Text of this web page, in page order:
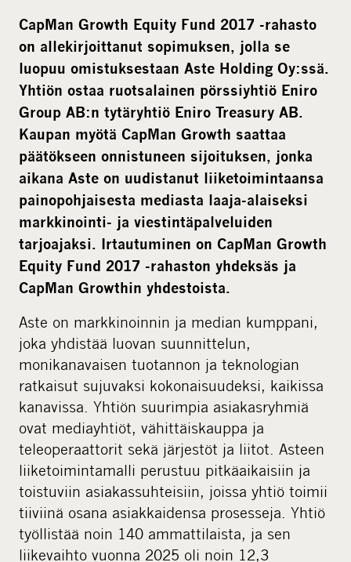
e
d
CapMan Growth Equity Fund 2017 -rahasto
on allekirjoittanut sopimuksen, jolla se
luopuu omistuksestaan Aste Holding Oy:ssä.
Yhtiön ostaa ruotsalainen pörssiyhtiö Eniro
Group AB:n tytäryhtiö Eniro Treasury AB.
Kaupan myötä CapMan Growth saattaa
päätökseen onnistuneen sijoituksen, jonka
aikana Aste on uudistanut liiketoimintaansa
painopohjaisesta mediasta laaja-alaiseksi
markkinointi- ja viestintäpalveluiden
tarjoajaksi. Irtautuminen on CapMan Growth
Equity Fund 2017 -rahaston yhdeksäs ja
CapMan Growthin yhdestoista.
Aste on markkinoinnin ja median kumppani,
joka yhdistää luovan suunnittelun,
monikanavaisen tuotannon ja teknologian
ratkaisut sujuvaksi kokonaisuudeksi, kaikissa
kanavissa. Yhtiön suurimpia asiakasryhmiä
ovat mediayhtiöt, vähittäiskauppa ja
teleoperaattorit sekä järjestöt ja liitot. Asteen
liiketoimintamalli perustuu pitkäaikaisiin ja
toistuviin asiakassuhteisiin, joissa yhtiö toimii
tiiviinä osana asiakkaidensa prosesseja. Yhtiö
työllistää noin 140 ammattilaista, ja sen
liikevaihto vuonna 2025 oli noin 12,3